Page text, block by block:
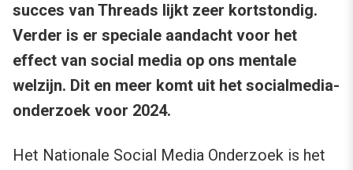
succes van Threads lijkt zeer kortstondig.
Verder is er speciale aandacht voor het
effect van social media op ons mentale
welzijn. Dit en meer komt uit het socialmedia-
onderzoek voor 2024.
Het Nationale Social Media Onderzoek is het